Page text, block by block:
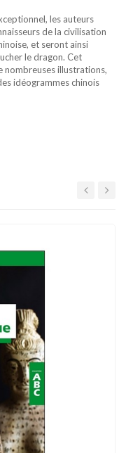
les auteurs
de la civilisation
et seront ainsi
le dragon. Cet
nombreuses illustrations,
idéogrammes chinois